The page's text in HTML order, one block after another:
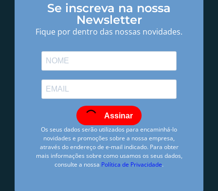
Se inscreva na nossa
Newsletter
Fique por dentro das nossas novidades.
Assinar
Os seus dados serão utilizados para encaminhá-lo
novidades e promoções sobre a nossa empresa,
através do endereço de e-mail indicado. Para obter
mais informações sobre como usamos os seus dados,
consulte a nossa Política de Privacidade.